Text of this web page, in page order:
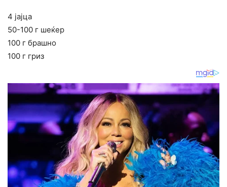
4 јајца
50-100 г шеќер
100 г брашно
100 г гриз